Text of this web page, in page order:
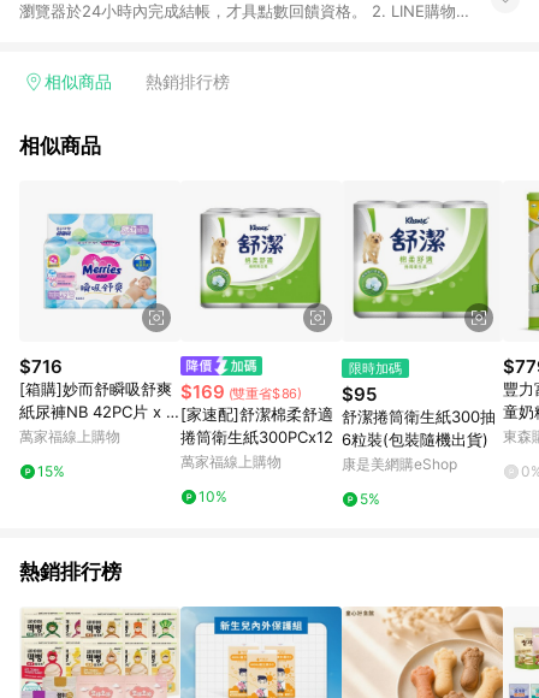
瀏覽器於24小時內完成結帳，才具點數回饋資格。 2. LINE購物
單，皆不在點數回饋範圍內。 3. 如購買以下類別商品，將無法獲
球嚴選、商城、專案商品、「草莓網」全館商品。 4. 如取消訂
實際回饋請依LINE購物通知為主。 6. 訂單如有使用東森購物
ETMall站內之折扣優惠(包含但不限於東森幣、樂透金、東森現金
券等)，不具點數回饋資格。詳細請依東森購物ETMall之結帳頁面
顯示為準。 7. LINE購物設有「單一商品最高回饋點數」機制(特
殊活動時開放「回饋無上限」)，以同一訂單中同一商品不論件數
計算，並依訂單成立時間當下LINE購物所設定的回饋機制為準。
8. LINE購物為購物資訊整合性平台，商品資料更新會有時間差，
如顯示之商品規格、顏色、價位、贈品與東森購物ETMall銷售網
頁不符，以銷售網頁標示為準。 9. 若有贈點爭議，請務必於訂單
日期+180天以內至LINE購物客服洽詢；若超過180天(含)以上進
行申訴，恕無法贈點回饋。 10. 部分點數紅包僅限指定商品使
用，或不適用於無回饋商品。各點數紅包之適用商品與使用條件
請依點數紅包頁面規則為準。
相似商品 熱銷排行榜
相似商品
$716
[箱購]妙而舒瞬吸舒爽
紙尿褲NB 42PC片 x 4
PC包
萬家福線上購物
15%
$169 (雙重省$86)
[家速配]舒潔棉柔舒適
捲筒衛生紙300PCx12
萬家福線上購物
10%
限時加碼
$95
舒潔捲筒衛生紙300抽
6粒裝(包裝隨機出貨)
康是美網購eShop
5%
豐
童奶
東森
熱銷排行榜